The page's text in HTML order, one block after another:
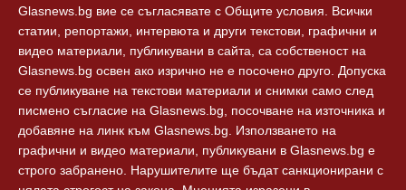
Glasnews.bg вие се съгласявате с Общите условия. Всички
статии, репортажи, интервюта и други текстови, графични и
видео материали, публикувани в сайта, са собственост на
Glasnews.bg освен ако изрично не е посочено друго. Допуска
се публикуване на текстови материали и снимки само след
писмено съгласие на Glasnews.bg, посочване на източника и
добавяне на линк към Glasnews.bg. Използването на
графични и видео материали, публикувани в Glasnews.bg е
строго забранено. Нарушителите ще бъдат санкционирани с